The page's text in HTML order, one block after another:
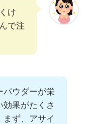
け
で注
パウダーが栄
効果がたくさ
まず、アサイ